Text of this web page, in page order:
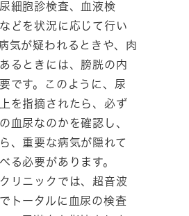
細胞診検査、血液検
どを状況に応じて行い
気が疑われるときや、肉
るときには、膀胱の内
です。このように、尿
を指摘されたら、必ず
血尿なのかを確認し、
、重要な病気が隠れて
る必要があります。
リニックでは、超音波
トータルに血尿の検査